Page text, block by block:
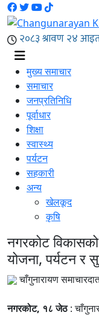
मुख्य समाचार
समाचार
जनप्रतिनिधि
पूर्वाधार
शिक्षा
स्वास्थ्य
पर्यटन
सहकारी
अन्य
खेलकूद
कृषि
नगरकोट
योजना, पर्यटन र
चाँगुनारायण
नगरकोट, १८ जेठ: